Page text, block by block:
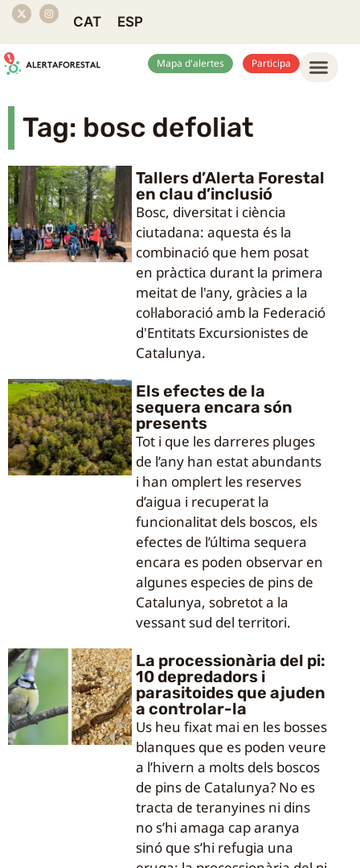
CAT ESP
Mapa d'alertes Participa
Tag: bosc defoliat
Tallers d’Alerta Forestal
en clau d’inclusió
Bosc, diversitat i ciència
ciutadana: aquesta és la
combinació que hem posat
en pràctica durant la primera
meitat de l'any, gràcies a la
col·laboració amb la Federació
d'Entitats Excursionistes de
Catalunya.
Els efectes de la
sequera encara són
presents
Tot i que les darreres pluges
de l’any han estat abundants
i han omplert les reserves
d’aigua i recuperat la
funcionalitat dels boscos, els
efectes de l’última sequera
encara es poden observar en
algunes especies de pins de
Catalunya, sobretot a la
vessant sud del territori.
La processionària del pi:
10 depredadors i
parasitoides que ajuden
a controlar-la
Us heu fixat mai en les bosses
blanques que es poden veure
a l’hivern a molts dels boscos
de pins de Catalunya? No es
tracta de teranyines ni dins
no s’hi amaga cap aranya
sinó que s’hi refugia una